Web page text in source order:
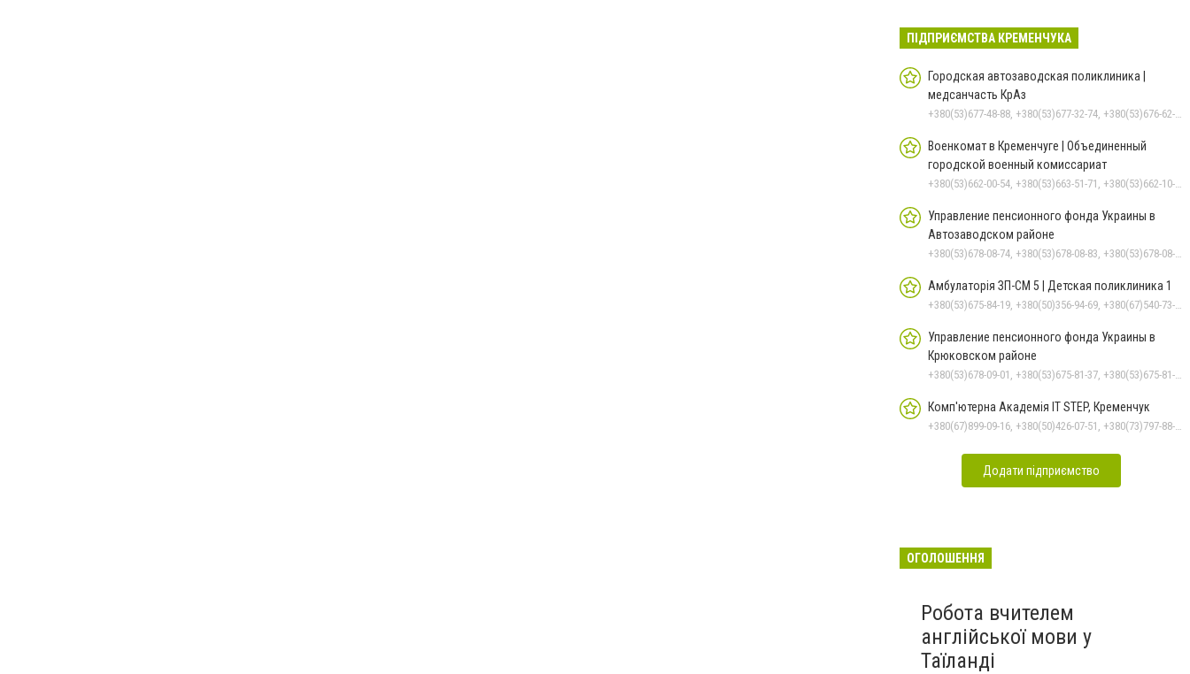
ПІДПРИЄМСТВА КРЕМЕНЧУКА
Городская автозаводская поликлиника |
медсанчасть КрАз
+380(53)677-48-88, +380(53)677-32-74, +380(53)676-62-99, +380536766187
Военкомат в Кременчуге | Объединенный
городской военный комиссариат
+380(53)662-00-54, +380(53)663-51-71, +380(53)662-10-35
Управление пенсионного фонда Украины в
Автозаводском районе
+380(53)678-08-74, +380(53)678-08-83, +380(53)678-08-41, +380(53)678-08-86, +380(53)678-09-05
Амбулаторія ЗП-СМ 5 | Детская поликлиника 1
+380(53)675-84-19, +380(50)356-94-69, +380(67)540-73-87
Управление пенсионного фонда Украины в
Крюковском районе
+380(53)678-09-01, +380(53)675-81-37, +380(53)675-81-32, +380(53)675-81-40, +380(53)675-81-33, +380(53)675-81-38, +380(53)675-81-31, +380(53)678-08-87
Комп'ютерна Академія IT STEP, Кременчук
+380(67)899-09-16, +380(50)426-07-51, +380(73)797-88-17
Додати підприємство
ОГОЛОШЕННЯ
Робота вчителем
англійської мови у
Таїланді